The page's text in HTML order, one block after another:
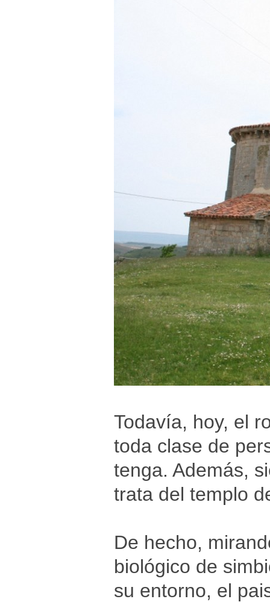
Todavía, hoy, el
toda clase de
tenga. Además,
trata del templo
De hecho,
biológico de
su entorno, el